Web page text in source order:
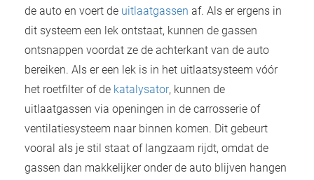
de auto en voert de uitlaatgassen af. Als er ergens in
dit systeem een lek ontstaat, kunnen de gassen
ontsnappen voordat ze de achterkant van de auto
bereiken. Als er een lek is in het uitlaatsysteem vóór
het roetfilter of de katalysator, kunnen de
uitlaatgassen via openingen in de carrosserie of
ventilatiesysteem naar binnen komen. Dit gebeurt
vooral als je stil staat of langzaam rijdt, omdat de
gassen dan makkelijker onder de auto blijven hangen